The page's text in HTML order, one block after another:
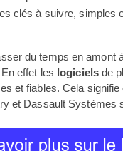
clés à suivre, simples
du temps en amont
effet les logicielsde
et fiables. Cela
et Dassault Systèmes